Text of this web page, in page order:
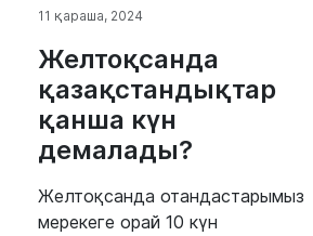
11 қараша, 2024
Желтоқсанда
қазақстандықтар
қанша күн
демалады?
Желтоқсанда отандастарымыз
мерекеге орай 10 күн